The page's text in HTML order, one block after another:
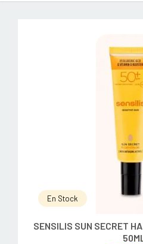
En Stock
SENSILIS SUN SECRET